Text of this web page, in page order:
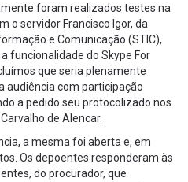
foram realizados testes na
o servidor Francisco Igor, da
e Comunicação (STIC),
funcionalidade do Skype For
que seria plenamente
audiência com participação
a pedido seu protocolizado nos
de Alencar.
a mesma foi aberta e, em
Os depoentes responderam às
do procurador, que